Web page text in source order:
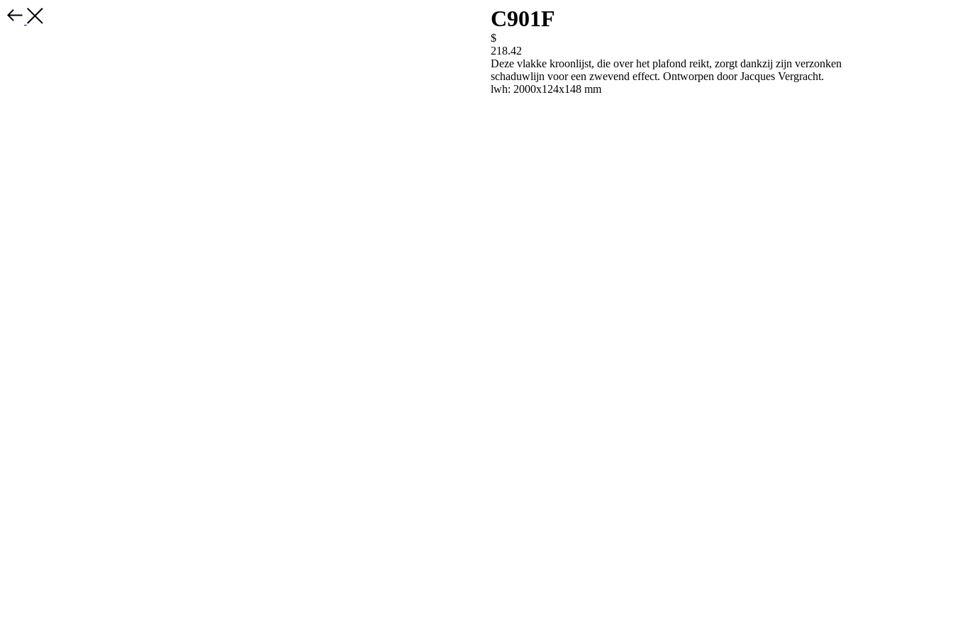
C901F
$
218.42
Deze vlakke kroonlijst, die over het plafond reikt, zorgt dankzij zijn verzonken
schaduwlijn voor een zwevend effect. Ontworpen door Jacques Vergracht.
lwh: 2000x124x148 mm